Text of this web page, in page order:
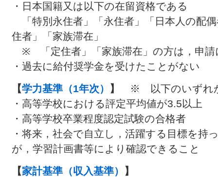
・日本国籍又は以下の在留資格である
「特別永住者」「永住者」「日本人の配
住者」「家族滞在」
※ 「定住者」「家族滞在」の方は，申請
・過去に給付奨学金を受けたことがない
【学力基準（1年次） 】
※ 以下のいずれ
・高等学校における評定平均値が3.5以上
・高等学校卒業程度認定試験の合格者
・将来，社会で自立し，活躍する目標を持
が，学習計画書等により確認できること
【家計基準 （収入基準）
】